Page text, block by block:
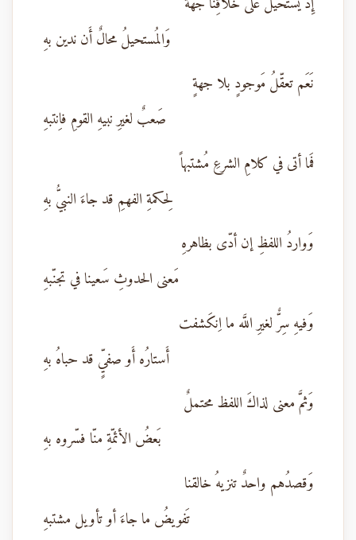
وَالمُستحيلُ محالٌ أَن ندين بهِ
نَعَم تعقّلُ مَوجودٍ بلا جهةٍ
صَعبٌ لغيرِ نبيهِ القومِ فاِنتبهِ
فَما أتى في كلامِ الشرعِ مُشتبهاً
لِحكمةِ الفهمِ قد جاءَ النبيُّ بهِ
وَواردُ اللفظِ إن أدّى بظاهرهِ
مَعنى الحدوثِ سَعينا في تجنّبهِ
وَفيهِ سِرٌّ لغيرِ اللَّه ما اِنكَشفت
أَستارُه أَو صفيٍّ قد حباهُ بهِ
وَثمَّ معنى لذاكَ اللفظ محتملٌ
بَعضُ الأئمّةِ منّا فسّروه بهِ
وَقصدُهم واحدٌ تنزيهُ خالقنا
تَفويضُ ما جاءَ أو تأويل مشتبهِ